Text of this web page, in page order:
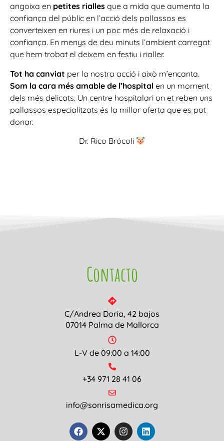
angoixa en petites rialles que a mida que aumenta la
confiança del públic en l’acció dels pallassos es
converteixen en riures i un poc més de relaxació i
confiança. En menys de deu minuts l’ambient carregat
que hem trobat el deixem en festiu i rialler.
Tot ha canviat per la nostra acció i això m’encanta.
Som la cara més amable de l’hospital en un moment
dels més delicats. Un centre hospitalari on et reben uns
pallassos especialitzats és la millor oferta que es pot
donar.
Dr. Rico Brócoli
Contacto
C/Andrea Doria, 42 bajos
07014 Palma de Mallorca
L-V de 09:00 a 14:00
+34 971 28 41 06
info@sonrisamedica.org